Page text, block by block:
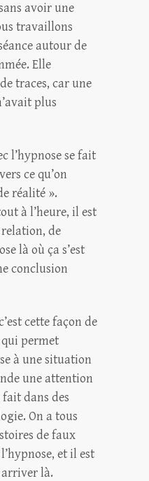
avoir une
travaillons
autour de
Elle
traces, car une
plus
l’hypnose se fait
ce qu’on
réalité ».
à l’heure, il est
de
là où ça s’est
conclusion
cette façon de
permet
à une situation
une attention
dans des
On a tous
de faux
et il est
arriver là.